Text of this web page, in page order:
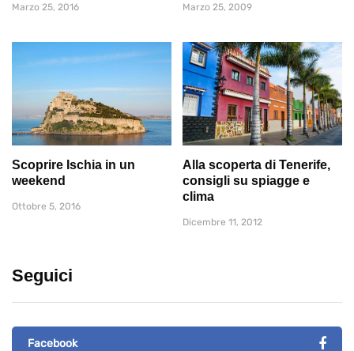
Marzo 25, 2016 Marzo 25, 2009
Scoprire Ischia in un
weekend
Ottobre 5, 2016
Alla scoperta di Tenerife,
consigli su spiagge e
clima
Dicembre 11, 2012
Seguici
Facebook